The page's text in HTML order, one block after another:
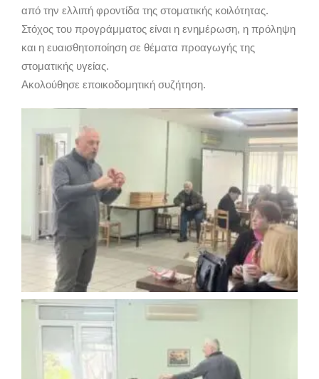
από την ελλιπή φροντίδα της στοματικής κοιλότητας.
Στόχος του προγράμματος είναι η ενημέρωση, η πρόληψη
και η ευαισθητοποίηση σε θέματα προαγωγής της
στοματικής υγείας.
Ακολούθησε εποικοδομητική συζήτηση.